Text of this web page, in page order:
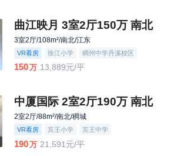
曲江映月 3室2厅150万 南北
3室2厅/108m²/南北/江东
VR看房 徐江小学 稠州中学丹溪校区
150万 13,889元/平
中厦国际 2室2厅190万 南北
2室2厅/88m²/南北/稠城
VR看房 宾王小学 宾王中学
190万 21,591元/平